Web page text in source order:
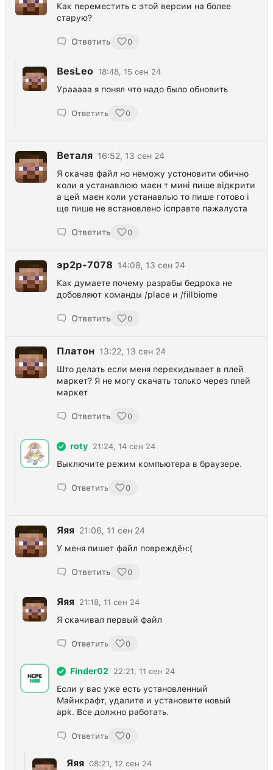
Как переместить с этой версии на более
старую?
Ответить 0
BesLeo 18:48, 15 сен 24
Урааааа я понял что надо было обновить
Ответить 0
Веталя 16:52, 13 сен 24
Я скачав файл но неможу устоновити обично
коли я устанавлюю маєн т мині пише відкрити
а цей маєн коли устанавлью то пише готово і
ще пише не встановлено ісправте пажалуста
Ответить 0
эр2р-7078
14:08, 13 сен 24
Как думаете почему разрабы бедрока не
добовляют команды /place и /fillbiome
Ответить 0
Платон 13:22, 13 сен 24
Што делать если меня перекидывает в плей
маркет? Я не могу скачать только через плей
маркет
Ответить 0
roty 21:24, 14 сен 24
Выключите режим компьютера в браузере.
Ответить 0
Яяя 21:06, 11 сен 24
У меня пишет файл повреждён:(
Ответить 0
Яяя 21:18, 11 сен 24
Я скачивал первый файл
Ответить 0
Finder02 22:21, 11 сен 24
Если у вас уже есть установленный
Майнкрафт, удалите и установите новый
apk. Все должно работать.
Ответить 0
Яяя 08:21, 12 сен 24